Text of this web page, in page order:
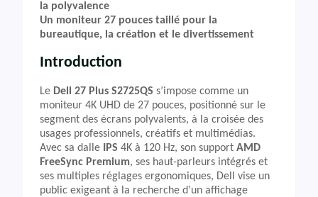
la polyvalence
Un moniteur 27 pouces taillé pour la
bureautique, la création et le divertissement
Introduction
Le Dell 27 Plus S2725QS s’impose comme un
moniteur 4K UHD de 27 pouces, positionné sur le
segment des écrans polyvalents, à la croisée des
usages professionnels, créatifs et multimédias.
Avec sa dalle
IPS 4K à 120 Hz, son support AMD
FreeSync Premium, ses haut-parleurs intégrés et
ses multiples réglages ergonomiques, Dell vise un
public exigeant à la recherche d’un affichage